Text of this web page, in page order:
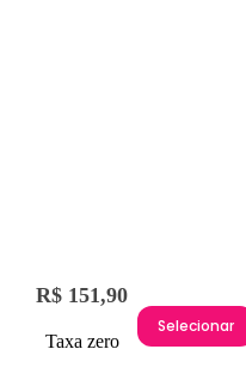
R$ 151,90
Taxa zero
Selecionar